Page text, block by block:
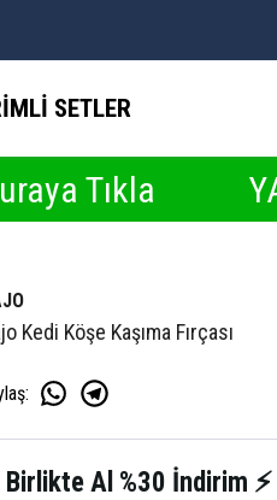
SETLER
YAZ
Kedi Köşe Kaşıma Fırçası
:
Birlikte Al %30 İndirim ⚡